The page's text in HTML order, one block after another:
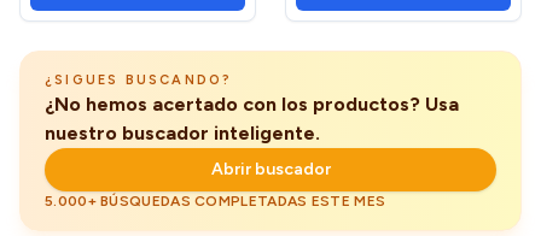
Automatico, Detección de
Casa/Oficina/Coche, Sin
¿SIGUES BUSCANDO?
¿No hemos acertado con los productos? Usa
nuestro buscador inteligente.
Abrir buscador
5.000+ BÚSQUEDAS COMPLETADAS ESTE MES